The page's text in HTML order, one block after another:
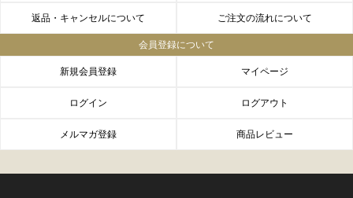
返品・キャンセルについて ご注文の流れについて
会員登録について
新規会員登録 マイページ
ログイン ログアウト
メルマガ登録 商品レビュー